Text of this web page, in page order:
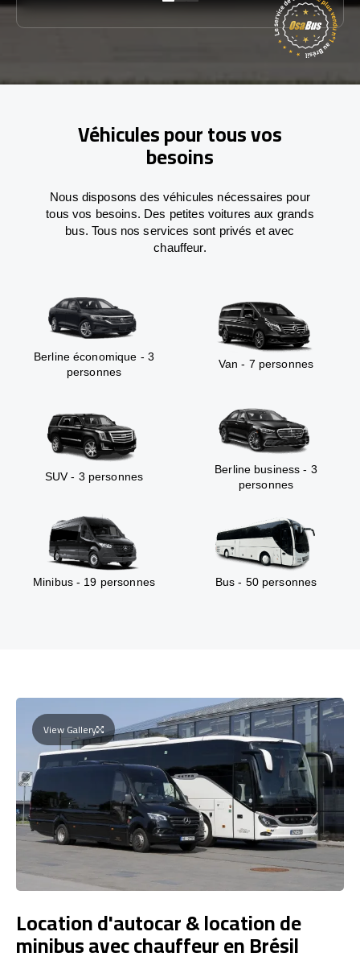
Véhicules pour tous vos
besoins
Nous disposons des véhicules nécessaires pour
tous vos besoins. Des petites voitures aux grands
bus. Tous nos services sont privés et avec
chauffeur.
Berline économique - 3
personnes
Van - 7 personnes
SUV - 3 personnes
Berline business - 3
personnes
Minibus - 19 personnes Bus - 50 personnes
View Gallery
Location d'autocar & location de
minibus avec chauffeur en Brésil